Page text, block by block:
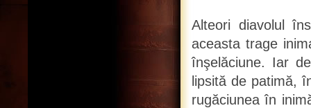
Alteori diavolul
aceasta trage
înşelăciune. Iar
lipsită de patimă,
rugăciunea în